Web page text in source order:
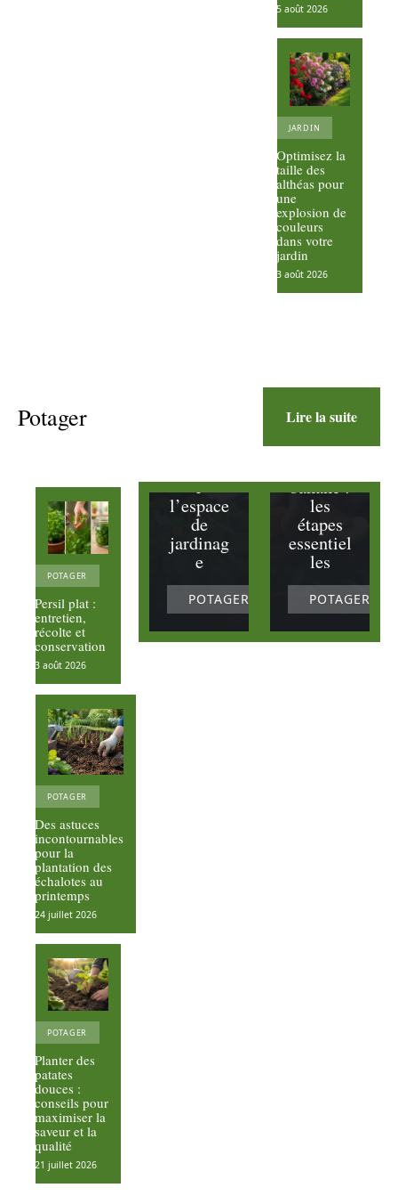
5 août 2026
JARDIN
Optimisez la
taille des
althéas pour
une
explosion de
couleurs
dans votre
jardin
3 août 2026
Potager Lire la suite
POTAGER
Persil plat :
entretien,
récolte et
conservation
3 août 2026
POTAGER
Des astuces
incontournables
pour la
plantation des
échalotes au
printemps
24 juillet 2026
POTAGER
Planter des
patates
douces :
conseils pour
maximiser la
saveur et la
qualité
21 juillet 2026
r
l’espace
de
jardinag
e
POTAGER
pousser
un
à partir
banane :
les
étapes
essentiel
les
POTAGER